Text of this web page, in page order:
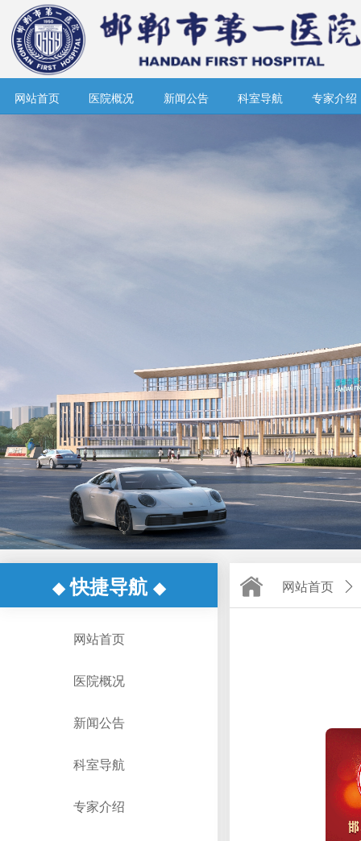
网站首页 医院概况 新闻公告 科室导航 专家介绍
网站首页 ꄲ
◆快捷导航 ◆
网站首页
医院概况
新闻公告
科室导航
专家介绍